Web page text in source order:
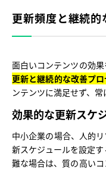
更新頻度と継続的
面白いコンテンツの効果
更新と継続的な改善プロ
ンテンツに満足せず、常
効果的な更新スケ
中小企業の場合、人的
新スケジュールを設定
難な場合は、質の高い